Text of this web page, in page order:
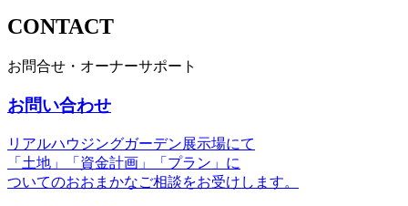
CONTACT
お問合せ・オーナーサポート
お問い合わせ
リアルハウジングガーデン展示場にて
「土地」「資金計画」「プラン」に
ついてのおおまかなご相談をお受けします。